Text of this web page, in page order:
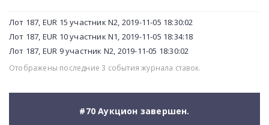
Лот 187, EUR 15 участник N2, 2019-11-05 18:30:02
Лот 187, EUR 10 участник N1, 2019-11-05 18:34:18
Лот 187, EUR 9 участник N2, 2019-11-05 18:30:02
Отображены последние 3 события журнала ставок.
#70 Аукцион завершен.